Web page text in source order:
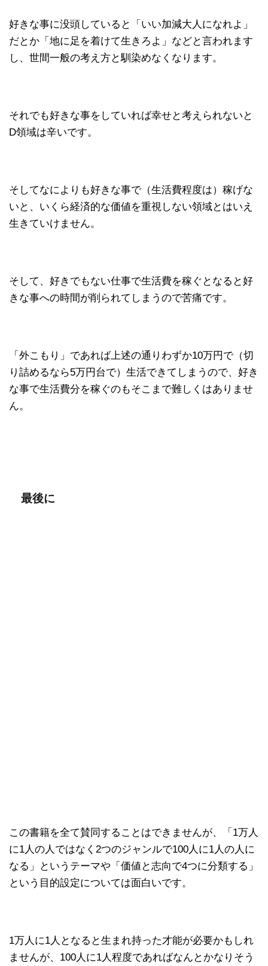
好きな事に没頭していると「いい加減大人になれよ」
だとか「地に足を着けて生きろよ」などと言われます
し、世間一般の考え方と馴染めなくなります。
それでも好きな事をしていれば幸せと考えられないと
D領域は辛いです。
そしてなによりも好きな事で（生活費程度は）稼げな
いと、いくら経済的な価値を重視しない領域とはいえ
生きていけません。
そして、好きでもない仕事で生活費を稼ぐとなると好
きな事への時間が削られてしまうので苦痛です。
「外こもり」であれば上述の通りわずか10万円で（切
り詰めるなら5万円台で）生活できてしまうので、好き
な事で生活費分を稼ぐのもそこまで難しくはありませ
ん。
最後に
この書籍を全て賛同することはできませんが、「1万人
に1人の人ではなく2つのジャンルで100人に1人の人に
なる」というテーマや「価値と志向で4つに分類する」
という目的設定については面白いです。
1万人に1人となると生まれ持った才能が必要かもしれ
ませんが、100人に1人程度であればなんとかなりそう